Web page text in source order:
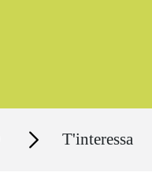
Secciones T'interessa